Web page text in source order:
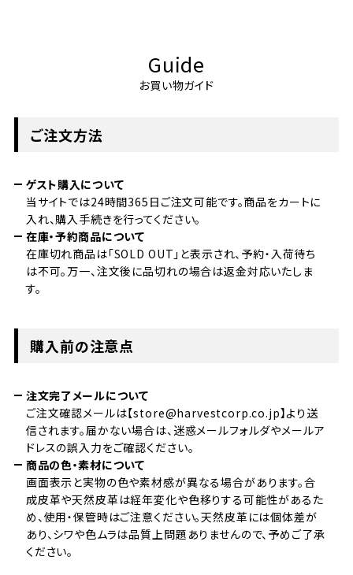
Guide
お買い物ガイド
ご注文方法
ゲスト購入について
当サイトでは24時間365日ご注文可能です。商品をカートに
入れ、購入手続きを行ってください。
在庫・予約商品について
在庫切れ商品は「SOLD OUT」と表示され、予約・入荷待ち
は不可。万一、注文後に品切れの場合は返金対応いたしま
す。
購入前の注意点
注文完了メールについて
ご注文確認メールは【store@harvestcorp.co.jp】より送
信されます。届かない場合は、迷惑メールフォルダやメールア
ドレスの誤入力をご確認ください。
商品の色・素材について
画面表示と実物の色や素材感が異なる場合があります。合
成皮革や天然皮革は経年変化や色移りする可能性があるた
め、使用・保管時はご注意ください。天然皮革には個体差が
あり、シワや色ムラは品質上問題ありませんので、予めご了承
ください。